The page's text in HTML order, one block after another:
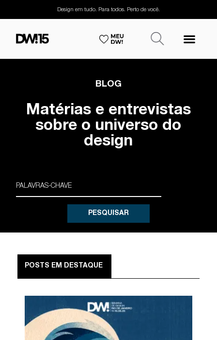
Design em tudo. Para todos. Perto de você.
BLOG
Matérias e entrevistas
sobre o universo do
design
PESQUISAR
POSTS EM DESTAQUE